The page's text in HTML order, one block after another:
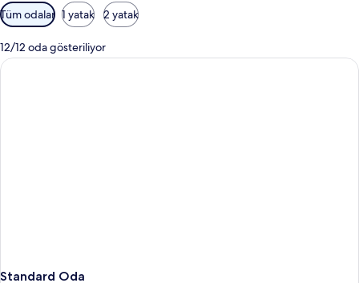
Odalar
için
mevcut
filtreler
Tüm odalar 1 yatak 2 yatak
12/12 oda gösteriliyor
Standard Oda